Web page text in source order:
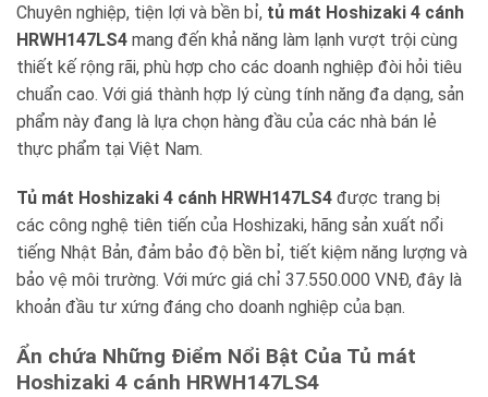
Chuyên nghiệp, tiện lợi và bền bỉ, tủ mát Hoshizaki 4 cánh
HRWH147LS4 mang đến khả năng làm lạnh vượt trội cùng
thiết kế rộng rãi, phù hợp cho các doanh nghiệp đòi hỏi tiêu
chuẩn cao. Với giá thành hợp lý cùng tính năng đa dạng, sản
phẩm này đang là lựa chọn hàng đầu của các nhà bán lẻ
thực phẩm tại Việt Nam.
Tủ mát Hoshizaki 4 cánh HRWH147LS4 được trang bị
các công nghệ tiên tiến của Hoshizaki, hãng sản xuất nổi
tiếng Nhật Bản, đảm bảo độ bền bỉ, tiết kiệm năng lượng và
bảo vệ môi trường. Với mức giá chỉ 37.550.000 VNĐ, đây là
khoản đầu tư xứng đáng cho doanh nghiệp của bạn.
Ẩn chứa Những Điểm Nổi Bật Của Tủ mát
Hoshizaki 4 cánh HRWH147LS4